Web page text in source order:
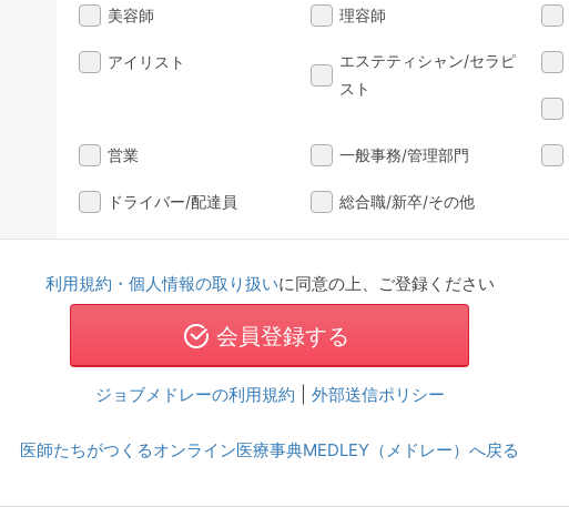
美容師 理容師
アイリスト
エステティシャン/セラピ
スト
営業 一般事務/管理部門
ドライバー/配達員 総合職/新卒/その他
利用規約・個人情報の取り扱いに同意の上、ご登録ください
ジョブメドレーの利用規約 外部送信ポリシー
医師たちがつくるオンライン医療事典MEDLEY（メドレー）へ戻る